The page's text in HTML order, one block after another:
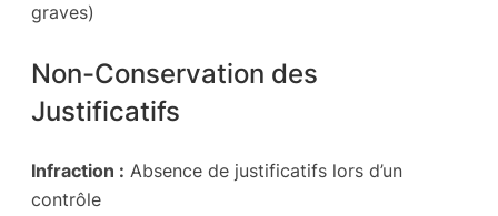
graves)
Non-Conservation des
Justificatifs
Infraction : Absence de justificatifs lors d’un
contrôle